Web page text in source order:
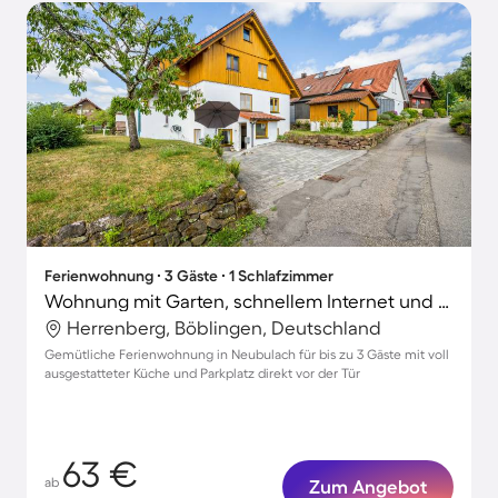
Ferienwohnung ∙ 3 Gäste ∙ 1 Schlafzimmer
Wohnung mit Garten, schnellem Internet und Terrasse
Herrenberg, Böblingen, Deutschland
Gemütliche Ferienwohnung in Neubulach für bis zu 3 Gäste mit voll
ausgestatteter Küche und Parkplatz direkt vor der Tür
ab 63 € Zum Angebot